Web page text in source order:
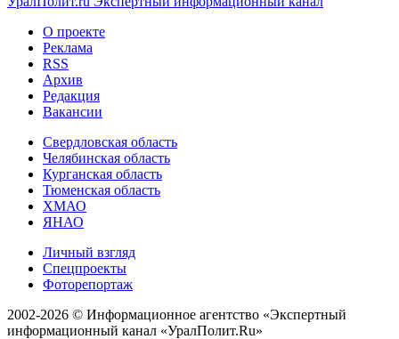
О проекте
Реклама
RSS
Архив
Редакция
Вакансии
Свердловская область
Челябинская область
Курганская область
Тюменская область
ХМАО
ЯНАО
Личный взгляд
Спецпроекты
Фоторепортаж
2002-2026 © Информационное агентство «Экспертный
информационный канал «УралПолит.Ru»